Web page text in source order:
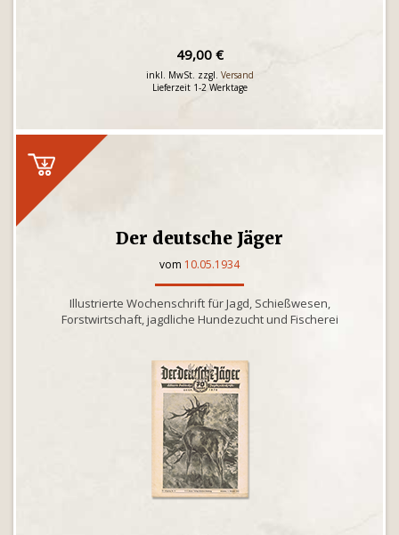
49,00 €
inkl. MwSt. zzgl. Versand
Lieferzeit 1-2 Werktage
Der deutsche Jäger
vom 10.05.1934
Illustrierte Wochenschrift für Jagd, Schießwesen,
Forstwirtschaft, jagdliche Hundezucht und Fischerei